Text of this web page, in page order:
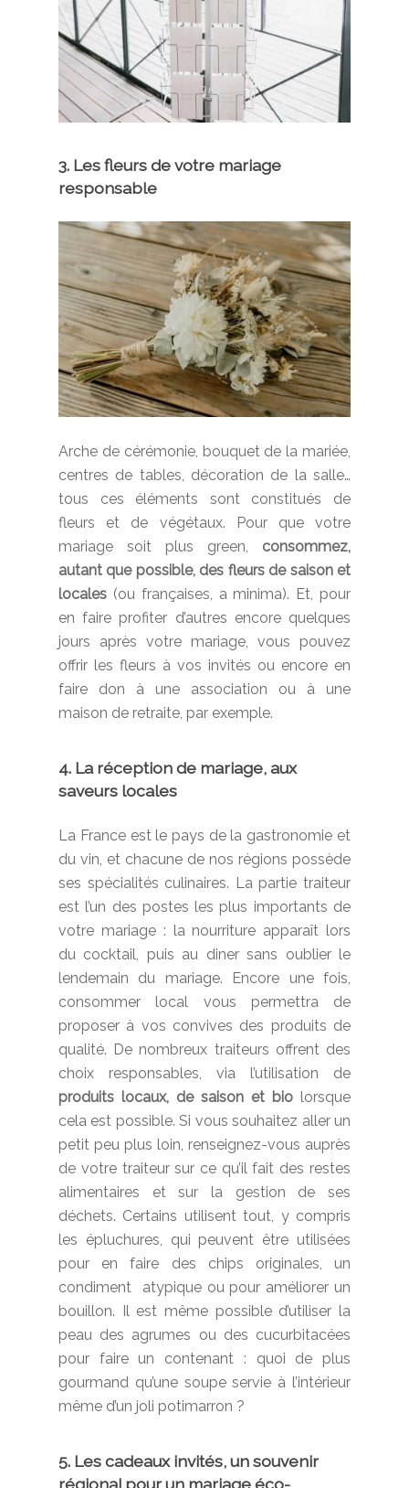
3. Les fleurs de votre mariage
responsable
Arche de cérémonie, bouquet de la mariée,
centres de tables, décoration de la salle…
tous ces éléments sont constitués de
fleurs et de végétaux. Pour que votre
mariage soit plus green, consommez,
autant que possible, des fleurs de saison et
locales (ou françaises, a minima). Et, pour
en faire profiter d’autres encore quelques
jours après votre mariage, vous pouvez
offrir les fleurs à vos invités ou encore en
faire don à une association ou à une
maison de retraite, par exemple.
4. La réception de mariage, aux
saveurs locales
La France est le pays de la gastronomie et
du vin, et chacune de nos régions possède
ses spécialités culinaires. La partie traiteur
est l’un des postes les plus importants de
votre mariage : la nourriture apparaît lors
du cocktail, puis au diner sans oublier le
lendemain du mariage. Encore une fois,
consommer local vous permettra de
proposer à vos convives des produits de
qualité. De nombreux traiteurs offrent des
choix responsables, via l’utilisation de
produits locaux, de saison et biolorsque
cela est possible. Si vous souhaitez aller un
petit peu plus loin, renseignez-vous auprès
de votre traiteur sur ce qu’il fait des restes
alimentaires et sur la gestion de ses
déchets. Certains utilisent tout, y compris
les épluchures, qui peuvent être utilisées
pour en faire des chips originales, un
condiment
atypique ou pour améliorer un
bouillon. Il est même possible d’utiliser la
peau des agrumes ou des cucurbitacées
pour faire un contenant : quoi de plus
gourmand qu’une soupe servie à l’intérieur
même d’un joli potimarron ?
5. Les cadeaux invités, un souvenir
régional pour un mariage éco-